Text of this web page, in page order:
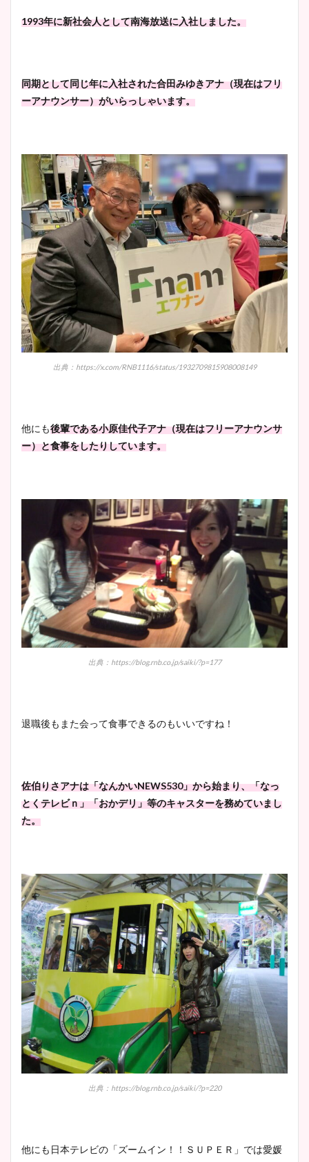
1993年に新社会人として南海放送に入社しました。
同期として同じ年に入社された合田みゆきアナ（現在はフリ
ーアナウンサー）がいらっしゃいます。
出典：https://x.com/RNB1116/status/1932709815908008149
他にも後輩である小原佳代子アナ（現在はフリーアナウンサ
ー）と食事をしたりしています。
出典：https://blog.rnb.co.jp/saiki/?p=177
退職後もまた会って食事できるのもいいですね！
佐伯りさアナは「なんかいNEWS530」から始まり、「なっ
とくテレビｎ」「おかデリ」等のキャスターを務めていまし
た。
出典：https://blog.rnb.co.jp/saiki/?p=220
他にも日本テレビの「ズームイン！！ＳＵＰＥＲ」では愛媛